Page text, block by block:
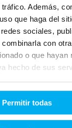
Además,
que haga del
sociales,
con
o que hayan
hecho de sus
Permitir todas
Condiciones legales